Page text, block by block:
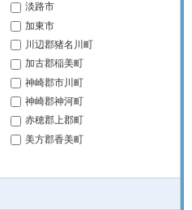
淡路市
加東市
川辺郡猪名川町
加古郡稲美町
神崎郡市川町
神崎郡神河町
赤穂郡上郡町
美方郡香美町